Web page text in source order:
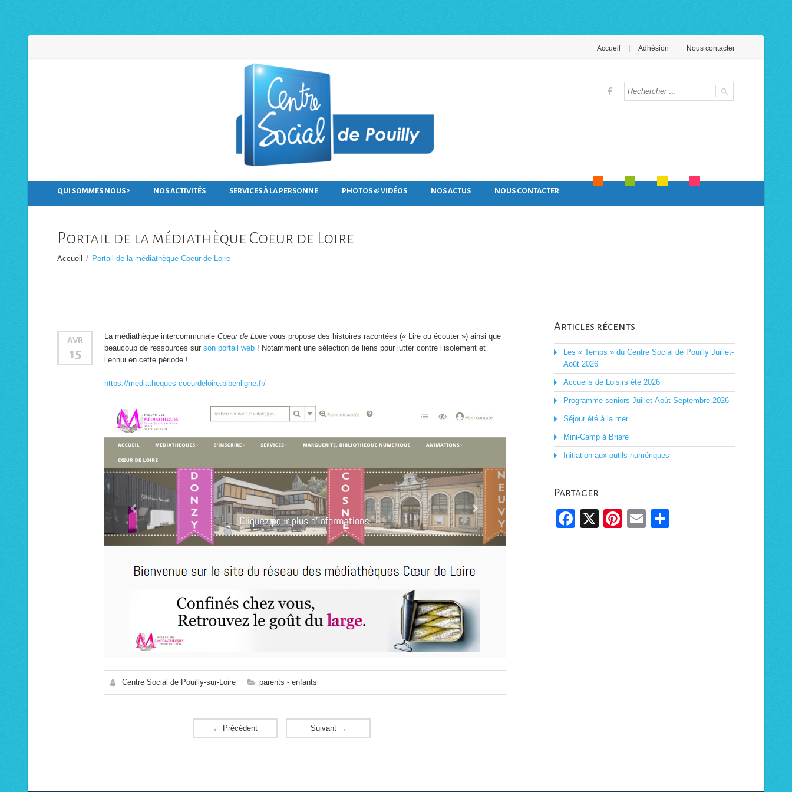
Accueil Adhésion Nous contacter
QUI SOMMES NOUS ? NOS ACTIVITÉS SERVICES À LA PERSONNE PHOTOS & VIDÉOS NOS ACTUS NOUS CONTACTER
Portail de la médiathèque Coeur de Loire
Accueil / Portail de la médiathèque Coeur de Loire
AVR
15
La médiathèque intercommunale Coeur de Loire vous propose des histoires racontées (« Lire ou écouter ») ainsi que
beaucoup de ressources sur son portail web ! Notamment une sélection de liens pour lutter contre l’isolement et
l’ennui en cette période !
https://mediatheques-coeurdeloire.bibenligne.fr/
Centre Social de Pouilly-sur-Loire parents - enfants
← Précédent Suivant →
Articles récents
Les « Temps » du Centre Social de Pouilly Juillet-
Août 2026
Accueils de Loisirs été 2026
Programme seniors Juillet-Août-Septembre 2026
Séjour été à la mer
Mini-Camp à Briare
Initiation aux outils numériques
Partager
Facebook
X Pinterest
Email